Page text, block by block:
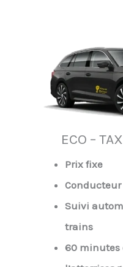
ECO –
Prix fixe
Conducteur
Suivi
trains
60 minutes